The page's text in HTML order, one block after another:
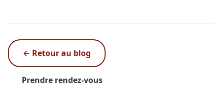
← Retour au blog
Prendre rendez-vous